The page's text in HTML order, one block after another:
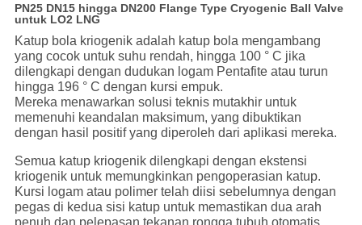
PN25 DN15 hingga DN200 Flange Type Cryogenic Ball Valve
untuk LO2 LNG
Katup bola kriogenik adalah katup bola mengambang
yang cocok untuk suhu rendah, hingga 100 ° C jika
dilengkapi dengan dudukan logam Pentafite atau turun
hingga 196 ° C dengan kursi empuk.
Mereka menawarkan solusi teknis mutakhir untuk
memenuhi keandalan maksimum, yang dibuktikan
dengan hasil positif yang diperoleh dari aplikasi mereka.
Semua katup kriogenik dilengkapi dengan ekstensi
kriogenik untuk memungkinkan pengoperasian katup.
Kursi logam atau polimer telah diisi sebelumnya dengan
pegas di kedua sisi katup untuk memastikan dua arah